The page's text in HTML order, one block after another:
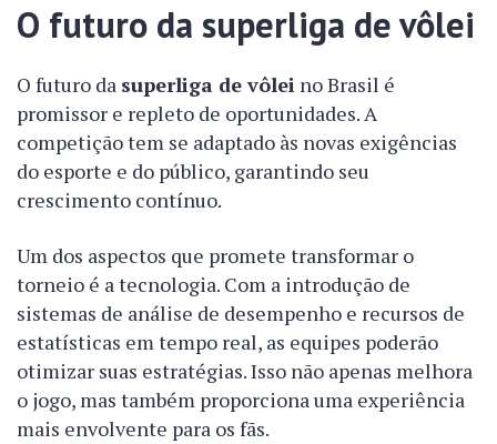
O futuro da superliga de vôlei
O futuro da superliga de vôlei no Brasil é
promissor e repleto de oportunidades. A
competição tem se adaptado às novas exigências
do esporte e do público, garantindo seu
crescimento contínuo.
Um dos aspectos que promete transformar o
torneio é a tecnologia. Com a introdução de
sistemas de análise de desempenho e recursos de
estatísticas em tempo real, as equipes poderão
otimizar suas estratégias. Isso não apenas melhora
o jogo, mas também proporciona uma experiência
mais envolvente para os fãs.